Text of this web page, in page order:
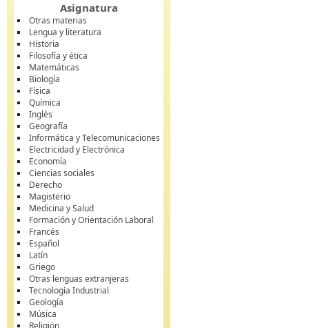
Asignatura
Otras materias
Lengua y literatura
Historia
Filosofía y ética
Matemáticas
Biología
Física
Química
Inglés
Geografía
Informática y Telecomunicaciones
Electricidad y Electrónica
Economía
Ciencias sociales
Derecho
Magisterio
Medicina y Salud
Formación y Orientación Laboral
Francés
Español
Latín
Griego
Otras lenguas extranjeras
Tecnología Industrial
Geología
Música
Religión